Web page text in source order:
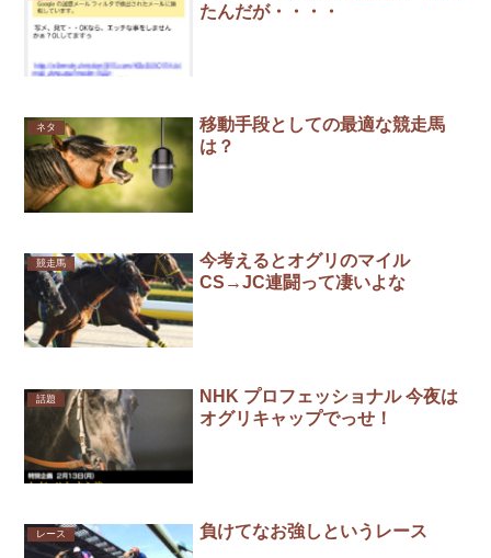
たんだが・・・・
ネタ
移動手段としての最適な競走馬
は？
競走馬
今考えるとオグリのマイル
CS→JC連闘って凄いよな
話題
NHK プロフェッショナル 今夜は
オグリキャップでっせ！
レース 負けてなお強しというレース